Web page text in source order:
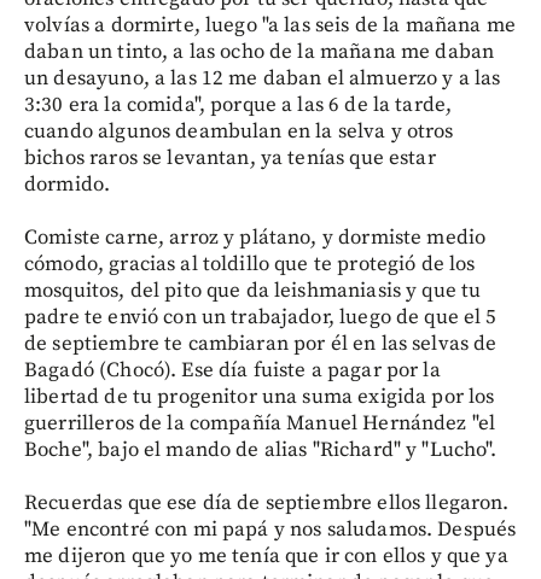
volvías a dormirte, luego "a las seis de la mañana me
daban un tinto, a las ocho de la mañana me daban
un desayuno, a las 12 me daban el almuerzo y a las
3:30 era la comida", porque a las 6 de la tarde,
cuando algunos deambulan en la selva y otros
bichos raros se levantan, ya tenías que estar
dormido.
Comiste carne, arroz y plátano, y dormiste medio
cómodo, gracias al toldillo que te protegió de los
mosquitos, del pito que da leishmaniasis y que tu
padre te envió con un trabajador, luego de que el 5
de septiembre te cambiaran por él en las selvas de
Bagadó (Chocó). Ese día fuiste a pagar por la
libertad de tu progenitor una suma exigida por los
guerrilleros de la compañía Manuel Hernández "el
Boche", bajo el mando de alias "Richard" y "Lucho".
Recuerdas que ese día de septiembre ellos llegaron.
"Me encontré con mi papá y nos saludamos. Después
me dijeron que yo me tenía que ir con ellos y que ya